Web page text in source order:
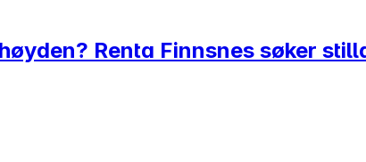
Renta Finnsnes søker